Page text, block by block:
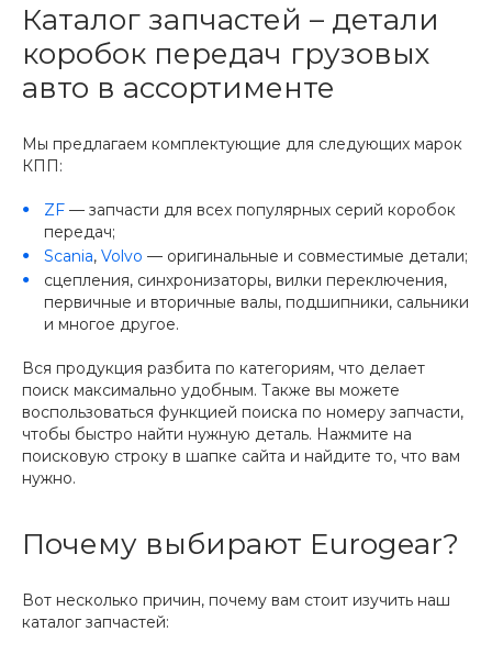
Каталог запчастей – детали
коробок передач грузовых
авто в ассортименте
Мы предлагаем комплектующие для следующих марок
КПП:
ZF — запчасти для всех популярных серий коробок
передач;
Scania, Volvo — оригинальные и совместимые детали;
сцепления, синхронизаторы, вилки переключения,
первичные и вторичные валы, подшипники, сальники
и многое другое.
Вся продукция разбита по категориям, что делает
поиск максимально удобным. Также вы можете
воспользоваться функцией поиска по номеру запчасти,
чтобы быстро найти нужную деталь. Нажмите на
поисковую строку в шапке сайта и найдите то, что вам
нужно.
Почему выбирают Eurogear?
Вот несколько причин, почему вам стоит изучить наш
каталог запчастей: